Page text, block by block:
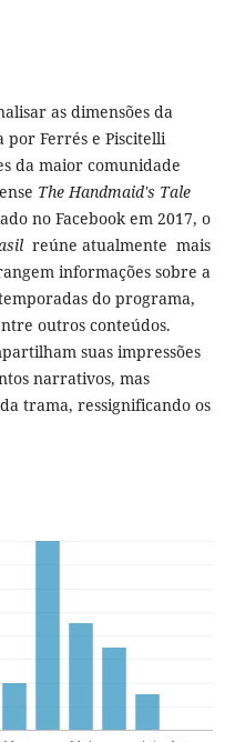
as dimensões da
por Ferrés e Piscitelli
da maior comunidade
The Handmaid's Tale
no Facebook em 2017, o
reúne atualmente mais
informações sobre a
do programa,
outros conteúdos.
suas impressões
narrativos, mas
trama, ressignificando os